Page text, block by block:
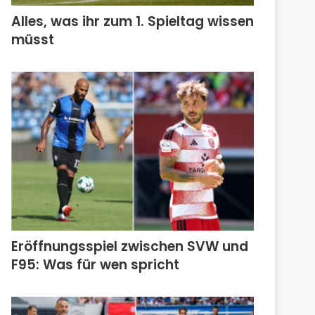
Alles, was ihr zum 1. Spieltag wissen
müsst
Eröffnungsspiel zwischen SVW und
F95: Was für wen spricht